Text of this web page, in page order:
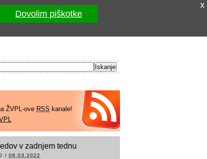
ŽVPL-ove RSS kanale!
v zadnjem tednu
/ 08.03.2022
x
Dovolim piškotke